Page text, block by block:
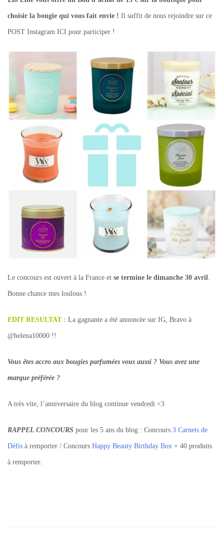
choisir la bougie qui vous fait envie ! Il suffit de nous rejoindre sur ce
POST Instagram ICI pour participer !
Le concours est ouvert à la France et se termine le dimanche 30 avril
Bonne chance mes loulous !
EDIT RESULTAT : La gagnante a été annoncée sur IG, Bravo à
@helena10000 !!
Vous êtes accro aux bougies parfumées vous aussi ? Vous avez une
marque préférée ?
A très vite, l’anniversaire du blog continue vendredi <3
RAPPEL CONCOURS pour les 5 ans du blog : Concours 3 Carnets de
Défis à remporter / Concours Happy Beauty Birthday Box + 40 produits
à remporter.